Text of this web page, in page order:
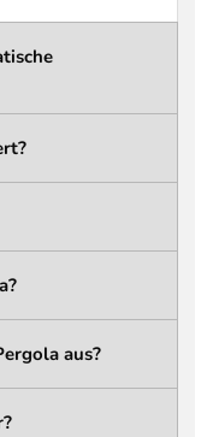
cm / 276,6 cm /
251,6 cm / 266,6 cm
der gewählten
mit
und
über die Pergola-
aus?